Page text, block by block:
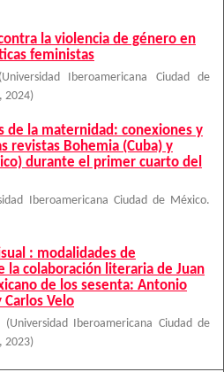
la violencia de género en
feministas
(Universidad Iberoamericana Ciudad de
, 2024)
de la maternidad: conexiones y
revistas Bohemia (Cuba) y
durante el primer cuarto del
Iberoamericana Ciudad de México.
: modalidades de
la colaboración literaria de Juan
de los sesenta: Antonio
Carlos Velo
(Universidad Iberoamericana Ciudad de
, 2023)